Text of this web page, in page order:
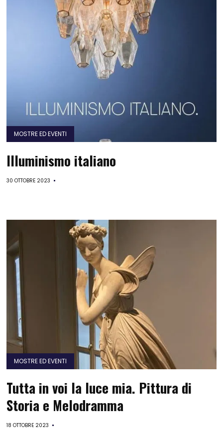
MOSTRE ED EVENTI
Illuminismo italiano
30 OTTOBRE 2023
MOSTRE ED EVENTI
Tutta in voi la luce mia. Pittura di
Storia e Melodramma
18 OTTOBRE 2023